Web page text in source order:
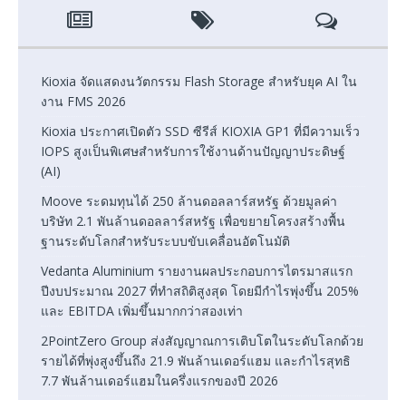
Kioxia จัดแสดงนวัตกรรม Flash Storage สำหรับยุค AI ใน
งาน FMS 2026
Kioxia ประกาศเปิดตัว SSD ซีรีส์ KIOXIA GP1 ที่มีความเร็ว
IOPS สูงเป็นพิเศษสำหรับการใช้งานด้านปัญญาประดิษฐ์
(AI)
Moove ระดมทุนได้ 250 ล้านดอลลาร์สหรัฐ ด้วยมูลค่า
บริษัท 2.1 พันล้านดอลลาร์สหรัฐ เพื่อขยายโครงสร้างพื้น
ฐานระดับโลกสำหรับระบบขับเคลื่อนอัตโนมัติ
Vedanta Aluminium รายงานผลประกอบการไตรมาสแรก
ปีงบประมาณ 2027 ที่ทำสถิติสูงสุด โดยมีกำไรพุ่งขึ้น 205%
และ EBITDA เพิ่มขึ้นมากกว่าสองเท่า
2PointZero Group ส่งสัญญาณการเติบโตในระดับโลกด้วย
รายได้ที่พุ่งสูงขึ้นถึง 21.9 พันล้านเดอร์แฮม และกำไรสุทธิ
7.7 พันล้านเดอร์แฮมในครึ่งแรกของปี 2026